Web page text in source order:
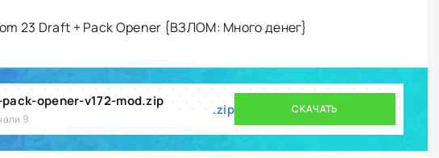
23 Draft + Pack Opener {ВЗЛОМ: Много денег}
opener-v172-mod.zip
9
.zip СКАЧАТЬ